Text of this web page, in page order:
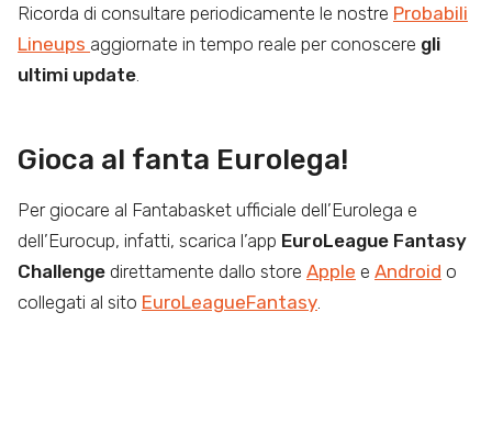
Ricorda di consultare periodicamente le nostre Probabili
Lineups aggiornate in tempo reale per conoscere gli
ultimi update
Gioca al fanta Eurolega!
Per giocare al Fantabasket ufficiale dell’Eurolega e
dell’Eurocup, infatti, scarica l’app EuroLeague Fantasy
Challenge direttamente dallo store Apple e Android o
collegati al sito EuroLeagueFantasy